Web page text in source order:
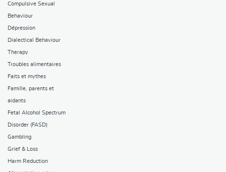
Compulsive Sexual
Behaviour
Dépression
Dialectical Behaviour
Therapy
Troubles alimentaires
Faits et mythes
Famille, parents et
aidants
Fetal Alcohol Spectrum
Disorder (FASD)
Gambling
Grief & Loss
Harm Reduction